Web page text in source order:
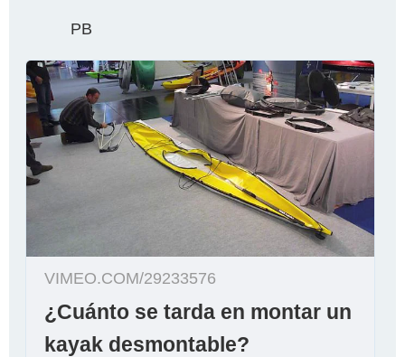
PB
VIMEO.COM/29233576
¿Cuánto se tarda en montar un
kayak desmontable?
Répondre
par un